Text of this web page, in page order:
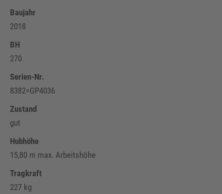
Baujahr
2018
BH
270
Serien-Nr.
8382=GP4036
Zustand
gut
Hubhöhe
15,80 m max. Arbeitshöhe
Tragkraft
227 kg